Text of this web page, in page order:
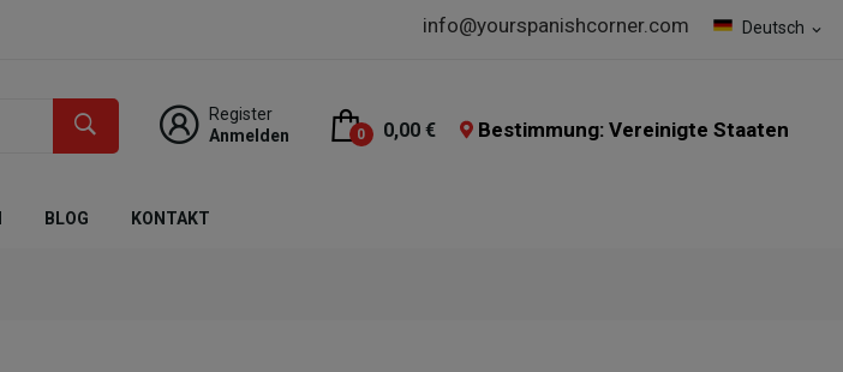
Deutsch expand_more
info@yourspanishcorner.com
Register
Anmelden
0 0,00 € Bestimmung: Vereinigte Staaten
BLOG KONTAKT